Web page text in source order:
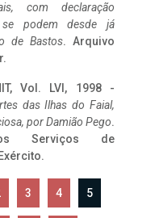
com declaração
se podem desde já
de Bastos. Arquivo
Vol. LVI, 1998 -
das Ilhas do Faial,
por Damião Pego.
Serviços de
3 4 5